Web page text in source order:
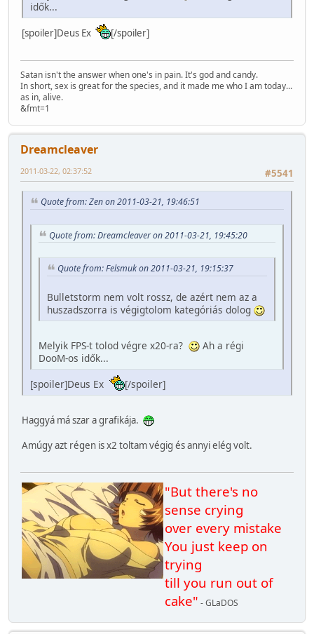
idők...
[spoiler]Deus Ex [/spoiler]
Satan isn't the answer when one's in pain. It's god and candy.
In short, sex is great for the species, and it made me who I am today...
as in, alive.
&fmt=1
Dreamcleaver
#5541
2011-03-22, 02:37:52
Quote from: Zen on 2011-03-21, 19:46:51
Quote from: Dreamcleaver on 2011-03-21, 19:45:20
Quote from: Felsmuk on 2011-03-21, 19:15:37
Bulletstorm nem volt rossz, de azért nem az a
huszadszorra is végigtolom kategóriás dolog
Melyik FPS-t tolod végre x20-ra?
Ah a régi
DooM-os idők...
[spoiler]Deus Ex
[/spoiler]
Haggyá má szar a grafikája.
Amúgy azt régen is x2 toltam végig és annyi elég volt.
"But there's no
sense crying
over every mistake
You just keep on
trying
till you run out of
cake" - GLaDOS